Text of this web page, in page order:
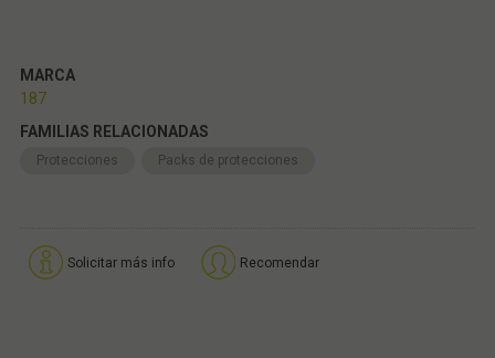
MARCA
187
FAMILIAS RELACIONADAS
Protecciones Packs de protecciones
Solicitar más info Recomendar